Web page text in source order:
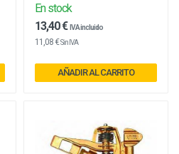
En stock
13,40 € IVA incluido
11,08 €Sin IVA
AÑADIR AL CARRITO